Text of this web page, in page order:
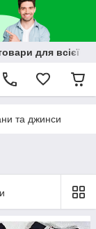
для всієї
та джинси